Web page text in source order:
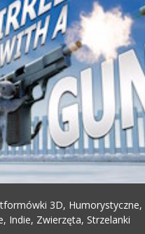
3D, Humorystyczne,
Indie, Zwierzęta,Strzelanki